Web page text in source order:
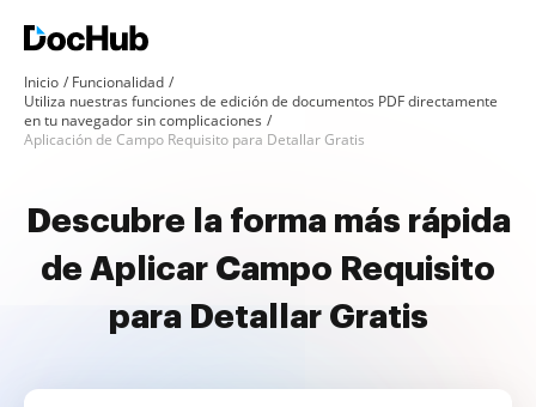
Inicio
Funcionalidad
Utiliza nuestras funciones de edición de documentos PDF directamente
en tu navegador sin complicaciones
Aplicación de Campo Requisito para Detallar Gratis
Descubre la forma más rápida
de Aplicar Campo Requisito
para Detallar Gratis